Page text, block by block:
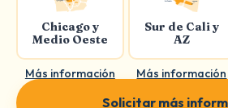
Chicago y
Medio Oeste
Más información
Sur de Cali y
AZ
Más información
Solicitar más